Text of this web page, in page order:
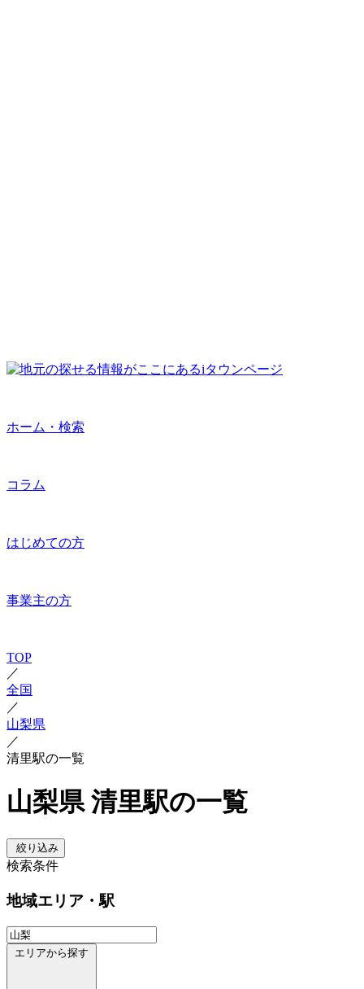
ホーム・検索
コラム
はじめての方
事業主の方
TOP
／
全国
／
山梨県
／
清里駅の一覧
山梨県 清里駅の一覧
絞り込み
検索条件
地域エリア・駅
エリアから探す